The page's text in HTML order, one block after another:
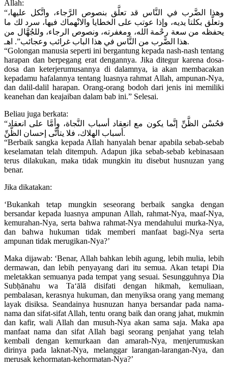
Allah:
“وهذا الضَّرب في النَّاس قد تعلَّق بنصوص الرَّجاء، واتَّكل عليها،
وتعلَّق بكلتا يديه، وإذا عوتب على الخطايا والانْهماك فيها، سرد لك ما
يحفظه من سعة رحْمة الله، ومغفرته، ونصوص الرجاء، وللجُهَّال من
هذا الضَّرب من النَّاس في هذا الباب غرائب وعجائب”. اهـ.
“Golongan manusia seperti ini bergantung kepada nash-nash tentang
harapan dan berpegang erat dengannya. Jika ditegur karena dosa-
dosa dan keterjerumusannya di dalamnya, ia akan membacakan
kepadamu hafalannya tentang luasnya rahmat Allah, ampunan-Nya,
dan dalil-dalil harapan. Orang-orang bodoh dari jenis ini memiliki
keanehan dan keajaiban dalam bab ini.” Selesai.
Beliau juga berkata:
“فحُسْن الظَّنِّ إنَّما يكون مع انعِقاد أسباب النَّجاة، وأمَّا على انعقاد
أسباب الهلاك، فلا يتأتَّى إحسان الظَّنِّ.
“Berbaik sangka kepada Allah hanyalah benar apabila sebab-sebab
keselamatan telah ditempuh. Adapun jika sebab-sebab kebinasaan
terus dilakukan, maka tidak mungkin itu disebut husnuzan yang
benar.
Jika dikatakan:
‘Bukankah tetap mungkin seseorang berbaik sangka dengan
bersandar kepada luasnya ampunan Allah, rahmat-Nya, maaf-Nya,
kemurahan-Nya, serta bahwa rahmat-Nya mendahului murka-Nya,
dan bahwa hukuman tidak memberi manfaat bagi-Nya serta
ampunan tidak merugikan-Nya?’
Maka dijawab: ‘Benar, Allah bahkan lebih agung, lebih mulia, lebih
dermawan, dan lebih penyayang dari itu semua. Akan tetapi Dia
meletakkan semuanya pada tempat yang sesuai. Sesungguhnya Dia
Subḥānahu wa Ta‘ālā disifati dengan hikmah, kemuliaan,
pembalasan, kerasnya hukuman, dan menyiksa orang yang memang
layak disiksa. Seandainya husnuzan hanya bersandar pada nama-
nama dan sifat-sifat Allah, tentu orang baik dan orang jahat, mukmin
dan kafir, wali Allah dan musuh-Nya akan sama saja. Maka apa
manfaat nama dan sifat Allah bagi seorang penjahat yang telah
kembali dengan kemurkaan dan amarah-Nya, menjerumuskan
dirinya pada laknat-Nya, melanggar larangan-larangan-Nya, dan
merusak kehormatan-kehormatan-Nya?’